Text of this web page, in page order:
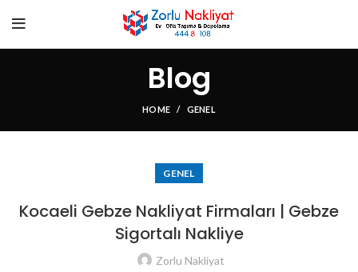
Blog
HOME GENEL
GENEL
Kocaeli Gebze Nakliyat Firmaları | Gebze
Sigortalı Nakliye
Zorlu Nakliyat